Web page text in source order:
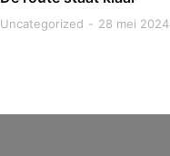
Uncategorized 28 mei 2024